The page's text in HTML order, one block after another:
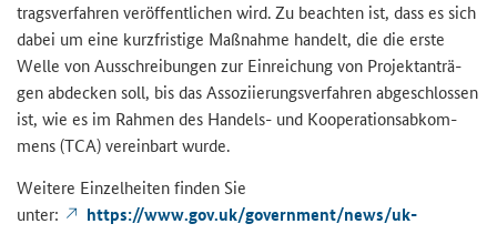
trags­ver­fah­ren ver­öf­fent­li­chen wird. Zu be­ach­ten ist, dass es sich
dabei um eine kurz­fris­ti­ge Maß­nah­me han­delt, die die erste
Welle von Aus­schrei­bun­gen zur Ein­rei­chung von Pro­jekt­an­trä­
gen ab­de­cken soll, bis das As­so­zi­ie­rungs­ver­fah­ren ab­ge­schlos­sen
ist, wie es im Rah­men des Handels-​ und Ko­ope­ra­ti­ons­ab­kom­
mens (TCA) ver­ein­bart wurde.
Wei­te­re Ein­zel­hei­ten fin­den Sie
unter:
https://www.gov.uk/go­vernment/news/uk-​